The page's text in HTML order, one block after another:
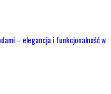
– elegancja i funkcjonalność w